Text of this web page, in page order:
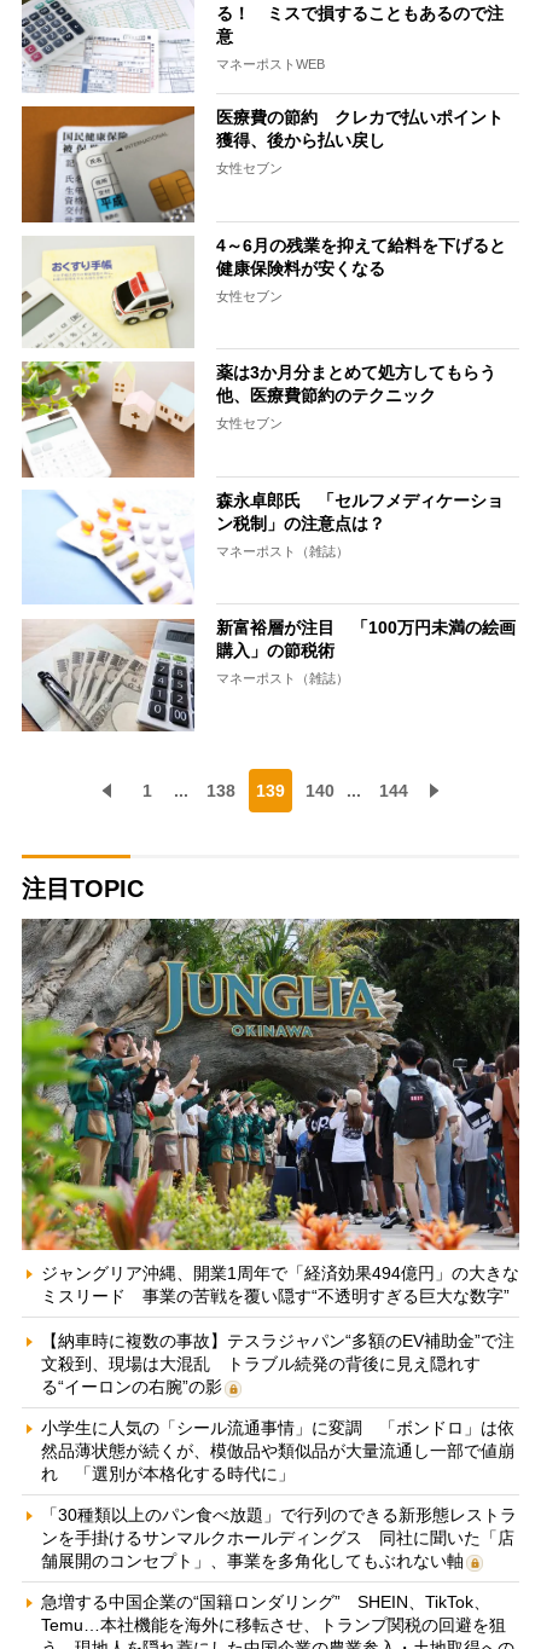
る！ ミスで損することもあるので注
意
マネーポストWEB
医療費の節約 クレカで払いポイント
獲得、後から払い戻し
女性セブン
4～6月の残業を抑えて給料を下げると
健康保険料が安くなる
女性セブン
薬は3か月分まとめて処方してもらう
他、医療費節約のテクニック
女性セブン
森永卓郎氏 「セルフメディケーショ
ン税制」の注意点は？
マネーポスト（雑誌）
新富裕層が注目 「100万円未満の絵画
購入」の節税術
マネーポスト（雑誌）
1 ... 138 139 140 ... 144
注目TOPIC
ジャングリア沖縄、開業1周年で「経済効果494億円」の大きな
ミスリード 事業の苦戦を覆い隠す“不透明すぎる巨大な数字”
【納車時に複数の事故】テスラジャパン“多額のEV補助金”で注
文殺到、現場は大混乱 トラブル続発の背後に見え隠れす
る“イーロンの右腕”の影
小学生に人気の「シール流通事情」に変調 「ボンドロ」は依
然品薄状態が続くが、模倣品や類似品が大量流通し一部で値崩
れ 「選別が本格化する時代に」
「30種類以上のパン食べ放題」で行列のできる新形態レストラ
ンを手掛けるサンマルクホールディングス 同社に聞いた「店
舗展開のコンセプト」、事業を多角化してもぶれない軸
急増する中国企業の“国籍ロンダリング” SHEIN、TikTok、
Temu…本社機能を海外に移転させ、トランプ関税の回避を狙